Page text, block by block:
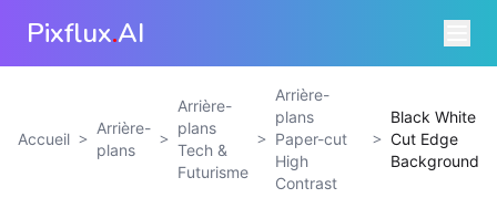
Pixflux.AI
Accueil >
Arrière-
plans
>
Arrière-
plans
Tech &
Futurisme
>
Arrière-
plans
Paper-cut
High
Contrast
>
Black White
Cut Edge
Background